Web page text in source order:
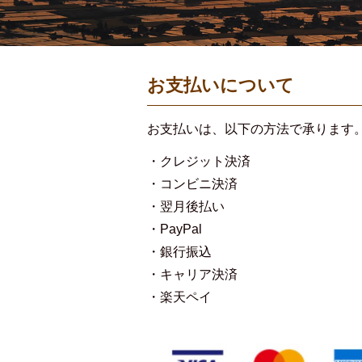
お支払いについて
お支払いは、以下の方法で承ります
・クレジット決済
・コンビニ決済
・翌月後払い
・PayPal
・銀行振込
・キャリア決済
・楽天ペイ